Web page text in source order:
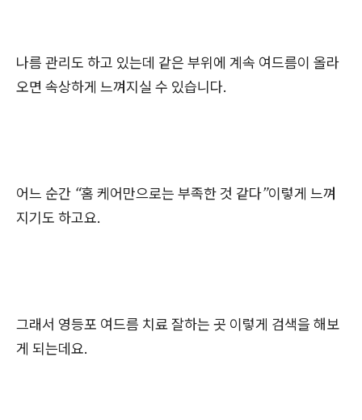
나름 관리도 하고 있는데 같은 부위에 계속 여드름이 올라
오면 속상하게 느껴지실 수 있습니다.
어느 순간 “홈 케어만으로는 부족한 것 같다”이렇게 느껴
지기도 하고요.
그래서 영등포 여드름 치료 잘하는 곳 이렇게 검색을 해보
게 되는데요.